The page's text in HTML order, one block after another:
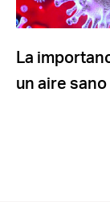
La
un aire sano